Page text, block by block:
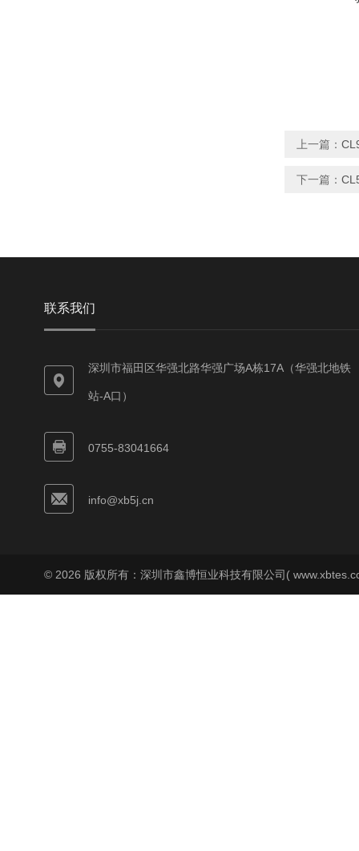
上一篇：
下一篇：
联系我们
深圳市福田区华强北路华强广场A栋17A（华强北地铁
站-A口）
0755-83041664
info@xb5j.cn
© 2026 版权所有：深圳市鑫博恒业科技有限公司(